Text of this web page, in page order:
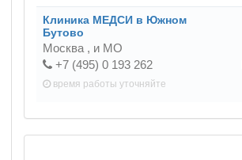
Клиника МЕДСИ в Южном
Бутово
Москва , и МО
+7 (495) 0 193 262
время работы уточняйте